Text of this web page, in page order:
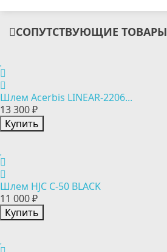
СОПУТСТВУЮЩИЕ ТОВАРЫ
Шлем Acerbis LINEAR-2206...
13 300 ₽
Купить
Шлем HJC C-50 BLACK
11 000 ₽
Купить